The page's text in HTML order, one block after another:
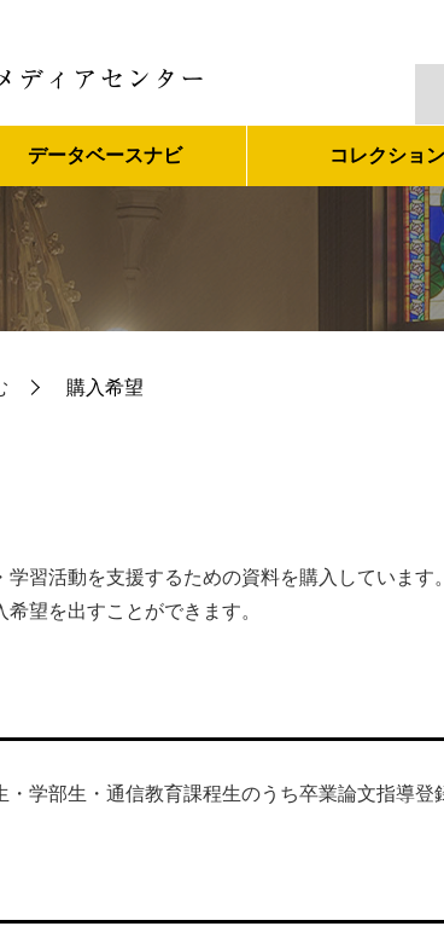
データベースナビ コレクション
購入希望
習活動を支援するための資料を購入しています。
望を出すことができます。
・学部生・通信教育課程生のうち卒業論文指導